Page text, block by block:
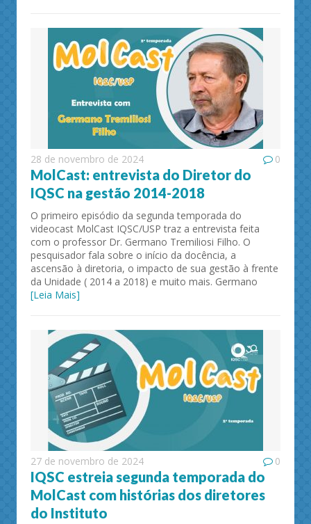
28 de novembro de 2024 0
MolCast: entrevista do Diretor do
IQSC na gestão 2014-2018
O primeiro episódio da segunda temporada do
videocast MolCast IQSC/USP traz a entrevista feita
com o professor Dr. Germano Tremiliosi Filho. O
pesquisador fala sobre o início da docência, a
ascensão à diretoria, o impacto de sua gestão à frente
da Unidade ( 2014 a 2018) e muito mais. Germano
[Leia Mais]
27 de novembro de 2024 0
IQSC estreia segunda temporada do
MolCast com histórias dos diretores
do Instituto